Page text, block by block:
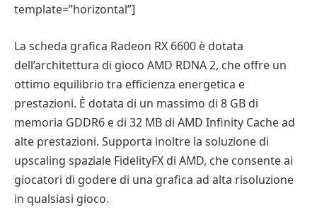
template=”horizontal”]
La scheda grafica Radeon RX 6600 è dotata
dell’architettura di gioco AMD RDNA 2, che offre un
ottimo equilibrio tra efficienza energetica e
prestazioni. È dotata di un massimo di 8 GB di
memoria GDDR6 e di 32 MB di AMD Infinity Cache ad
alte prestazioni. Supporta inoltre la soluzione di
upscaling spaziale FidelityFX di AMD, che consente ai
giocatori di godere di una grafica ad alta risoluzione
in qualsiasi gioco.